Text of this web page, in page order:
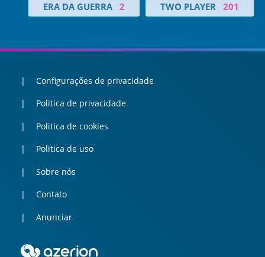
ERA DA GUERRA 2 TWO PLAYER 201
Configurações de privacidade
Politica de privacidade
Politica de cookies
Politica de uso
Sobre nós
Contato
Anunciar